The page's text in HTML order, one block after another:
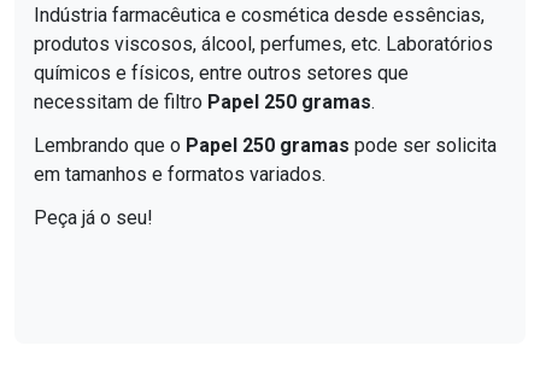
Indústria farmacêutica e cosmética desde essências,
produtos viscosos, álcool, perfumes, etc. Laboratórios
químicos e físicos, entre outros setores que
necessitam de filtro Papel 250 gramas.
Lembrando que o Papel 250 gramas pode ser solicita
em tamanhos e formatos variados.
Peça já o seu!